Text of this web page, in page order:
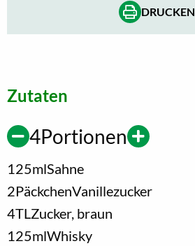
DRUCKEN
Zutaten
4Portionen
125mlSahne
2PäckchenVanillezucker
4TL Zucker, braun
125mlWhisky